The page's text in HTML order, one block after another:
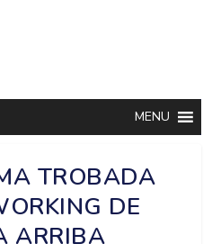
MENU
TROBADA
DE
ARRIBA